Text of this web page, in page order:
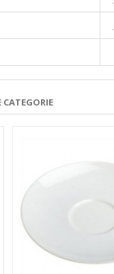
CATEGORIE